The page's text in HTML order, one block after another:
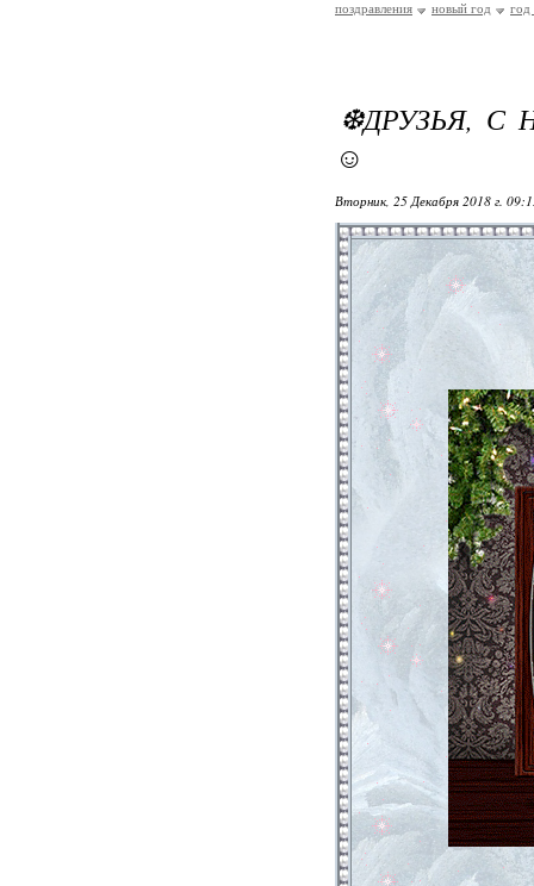
поздравления
новый год год
❆ДРУЗЬЯ,
☺
Вторник, 25 Декабря 2018 г.